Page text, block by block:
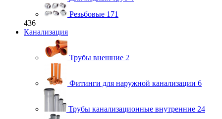
Резьбовые 171
436
Канализация
Трубы внешние 2
Фитинги для наружной канализации 6
Трубы канализационные внутренние 24